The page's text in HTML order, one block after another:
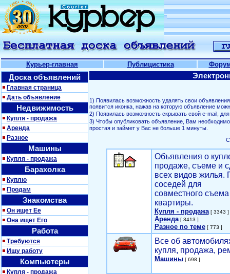
Курьер-главная Публицистика
Доска объявлений
Главная страница
Дать объявление
Недвижимость
Купля - продажа
Аренда
Разное
Машины
Купля - продажа
Барахолка
Куплю
Продам
Знакомства
Он ищет Ее
Она ищет Его
Работа
Требуются
Ищу работу
Компьютеры
Купля - продажа
1) Появилась возможность удалять свои
появится иконка, нажав на которую объявление
2) Появилась возможность скрывать свой е-mail,
3) Чтобы опубликовать объявление, Вам
простая и займет у Вас не больше 1 минуты.
Объявления о
продаже, съеме и
всех видов жилья.
соседей для
совместного съема
квартиры.
Купля - продажа[ 3343 ]
Аренда[ 3413 ]
Разное по теме[ 773 ]
Все об
купля, продажа,
Машины[ 698 ]